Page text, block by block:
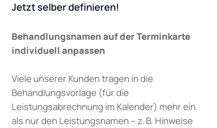
Jetzt selber definieren!
Behandlungsnamen auf der Terminkarte
individuell anpassen
Viele unserer Kunden tragen in die
Behandlungsvorlage (für die
Leistungsabrechnung im Kalender) mehr ein
als nur den Leistungsnamen – z. B. Hinweise